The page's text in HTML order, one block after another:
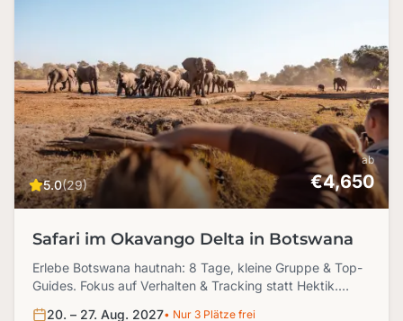
5.0(29)
ab
€4,650
Safari im Okavango Delta in Botswana
Erlebe Botswana hautnah: 8 Tage, kleine Gruppe & Top-
Guides. Fokus auf Verhalten & Tracking statt Hektik.
20. – 27. Aug. 2027• Nur 3 Plätze frei